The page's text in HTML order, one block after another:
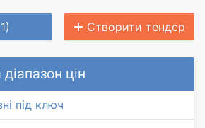
Створити тендер
цін
під ключ